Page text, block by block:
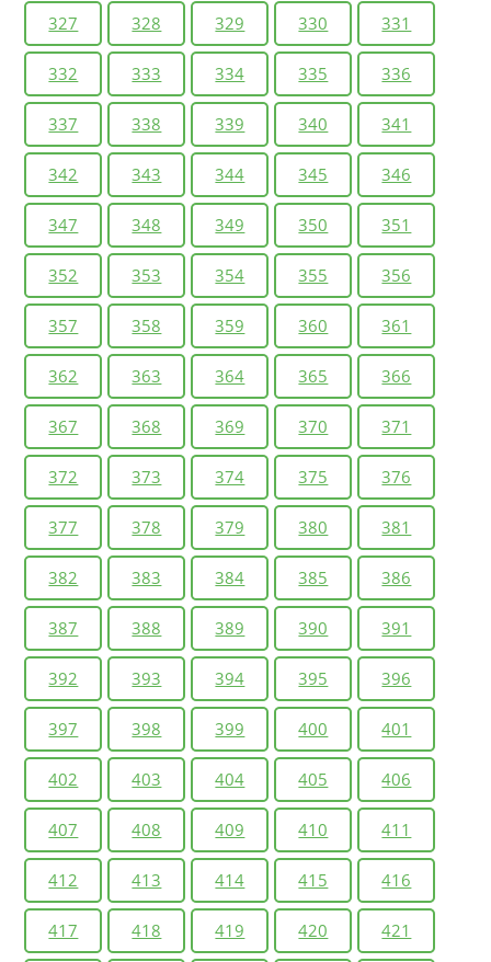
327 328 329 330 331
332 333 334 335 336
337 338 339 340 341
342 343 344 345 346
347 348 349 350 351
352 353 354 355 356
357 358 359 360 361
362 363 364 365 366
367 368 369 370 371
372 373 374 375 376
377 378 379 380 381
382 383 384 385 386
387 388 389 390 391
392 393 394 395 396
397 398 399 400 401
402 403 404 405 406
407 408 409 410 411
412 413 414 415 416
417 418 419 420 421